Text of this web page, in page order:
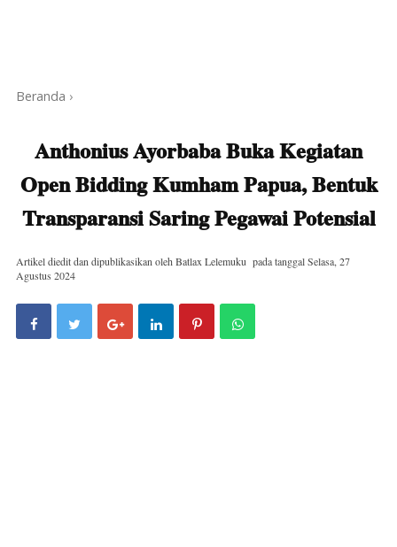
Beranda ›
Anthonius Ayorbaba Buka Kegiatan
Open Bidding Kumham Papua, Bentuk
Transparansi Saring Pegawai Potensial
Artikel diedit dan dipublikasikan oleh Batlax Lelemuku pada tanggalSelasa, 27
Agustus 2024